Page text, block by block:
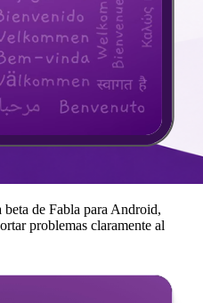
de Fabla para Android,
problemas claramente al